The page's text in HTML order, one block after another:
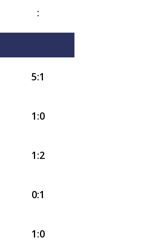
:
5:1
1:0
1:2
0:1
1:0